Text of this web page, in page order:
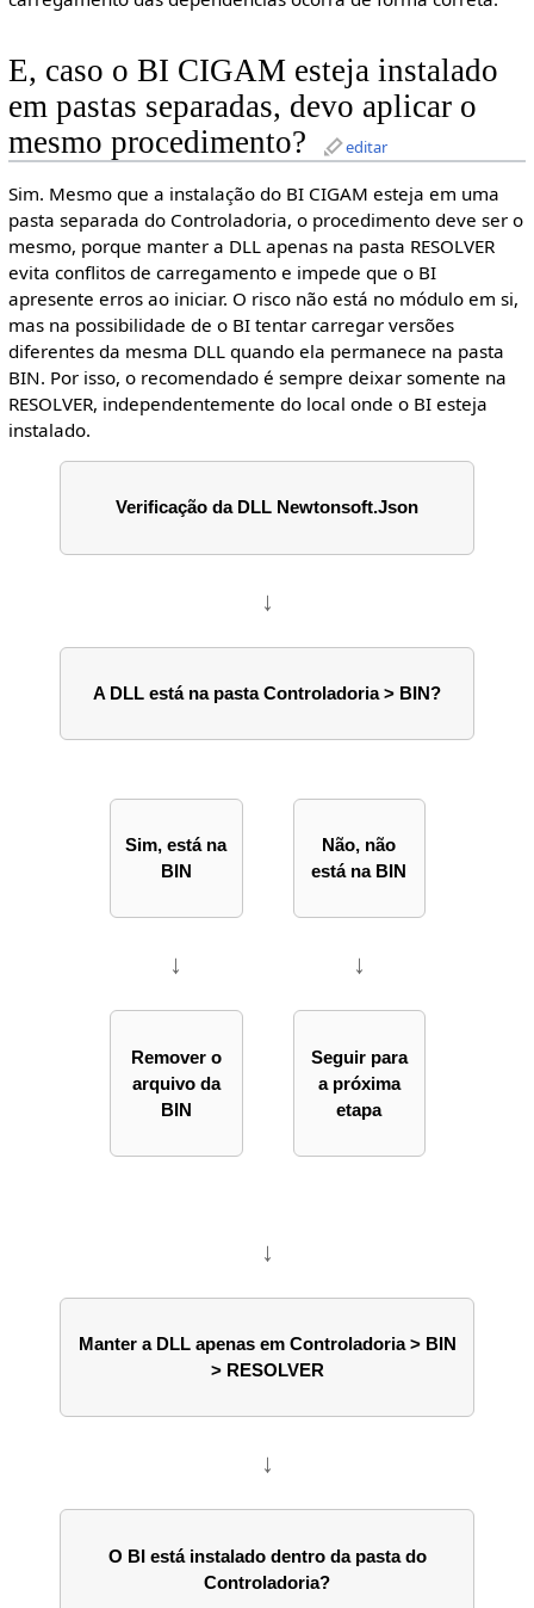
E, caso o BI CIGAM esteja instalado
em pastas separadas, devo aplicar o
mesmo procedimento?
editar
Sim. Mesmo que a instalação do BI CIGAM esteja em uma
pasta separada do Controladoria, o procedimento deve ser o
mesmo, porque manter a DLL apenas na pasta RESOLVER
evita conflitos de carregamento e impede que o BI
apresente erros ao iniciar. O risco não está no módulo em si,
mas na possibilidade de o BI tentar carregar versões
diferentes da mesma DLL quando ela permanece na pasta
BIN. Por isso, o recomendado é sempre deixar somente na
RESOLVER, independentemente do local onde o BI esteja
instalado.
Verificação da DLL Newtonsoft.Json
↓
A DLL está na pasta Controladoria > BIN?
Sim, está na
BIN
↓
Remover o
arquivo da
BIN
Não, não
está na BIN
↓
Seguir para
a próxima
etapa
↓
Manter a DLL apenas em Controladoria > BIN
> RESOLVER
↓
O BI está instalado dentro da pasta do
Controladoria?